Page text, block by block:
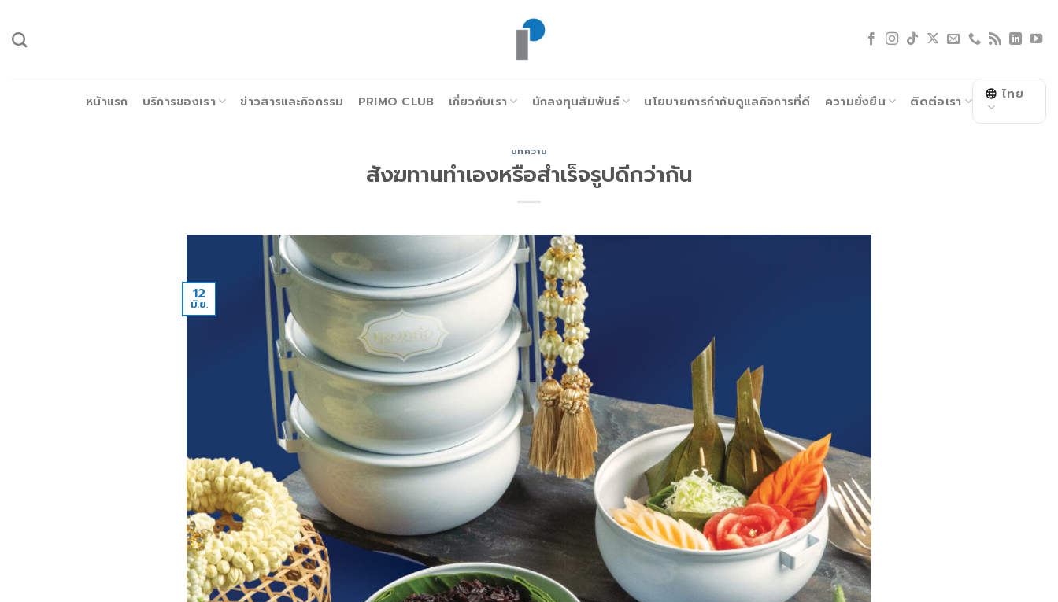
ยัง
หน้าแรก บริการของเรา ข่าวสารและกิจกรรม PRIMO CLUB เกี่ยวกับเรา นักลงทุนสัมพันธ์ นโยบายการกำกับดูแลกิจการที่ดี ความยั่งยืน ติดต่อเรา ไทย
บทความ
สังฆทานทำเองหรือสำเร็จรูปดีกว่ากัน
12
มิ.ย.